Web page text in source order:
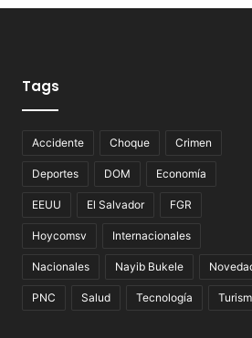
Tags
Accidente Choque Crimen
Deportes DOM Economía
EEUU El Salvador FGR
Hoycomsv Internacionales
Nacionales Nayib Bukele
PNC Salud Tecnología